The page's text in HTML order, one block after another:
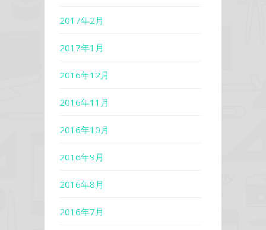
2017年2月
2017年1月
2016年12月
2016年11月
2016年10月
2016年9月
2016年8月
2016年7月